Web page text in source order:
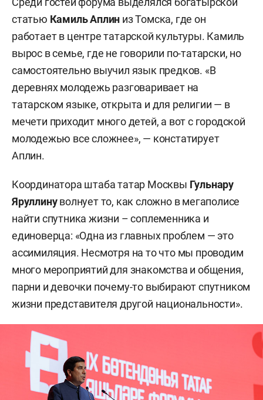
статью Камиль Аплин из Томска, где он
работает в центре татарской культуры. Камиль
вырос в семье, где не говорили по-татарски, но
самостоятельно выучил язык предков. «В
деревнях молодежь разговаривает на
татарском языке, открыта и для религии — в
мечети приходит много детей, а вот с городской
молодежью все сложнее», — констатирует
Аплин.
Координатора штаба татар Москвы Гульнару
Яруллинуволнует то, как сложно в мегаполисе
найти спутника жизни – соплеменника и
единоверца: «Одна из главных проблем — это
ассимиляция. Несмотря на то что мы проводим
много мероприятий для знакомства и общения,
парни и девочки почему-то выбирают спутником
жизни представителя другой национальности».